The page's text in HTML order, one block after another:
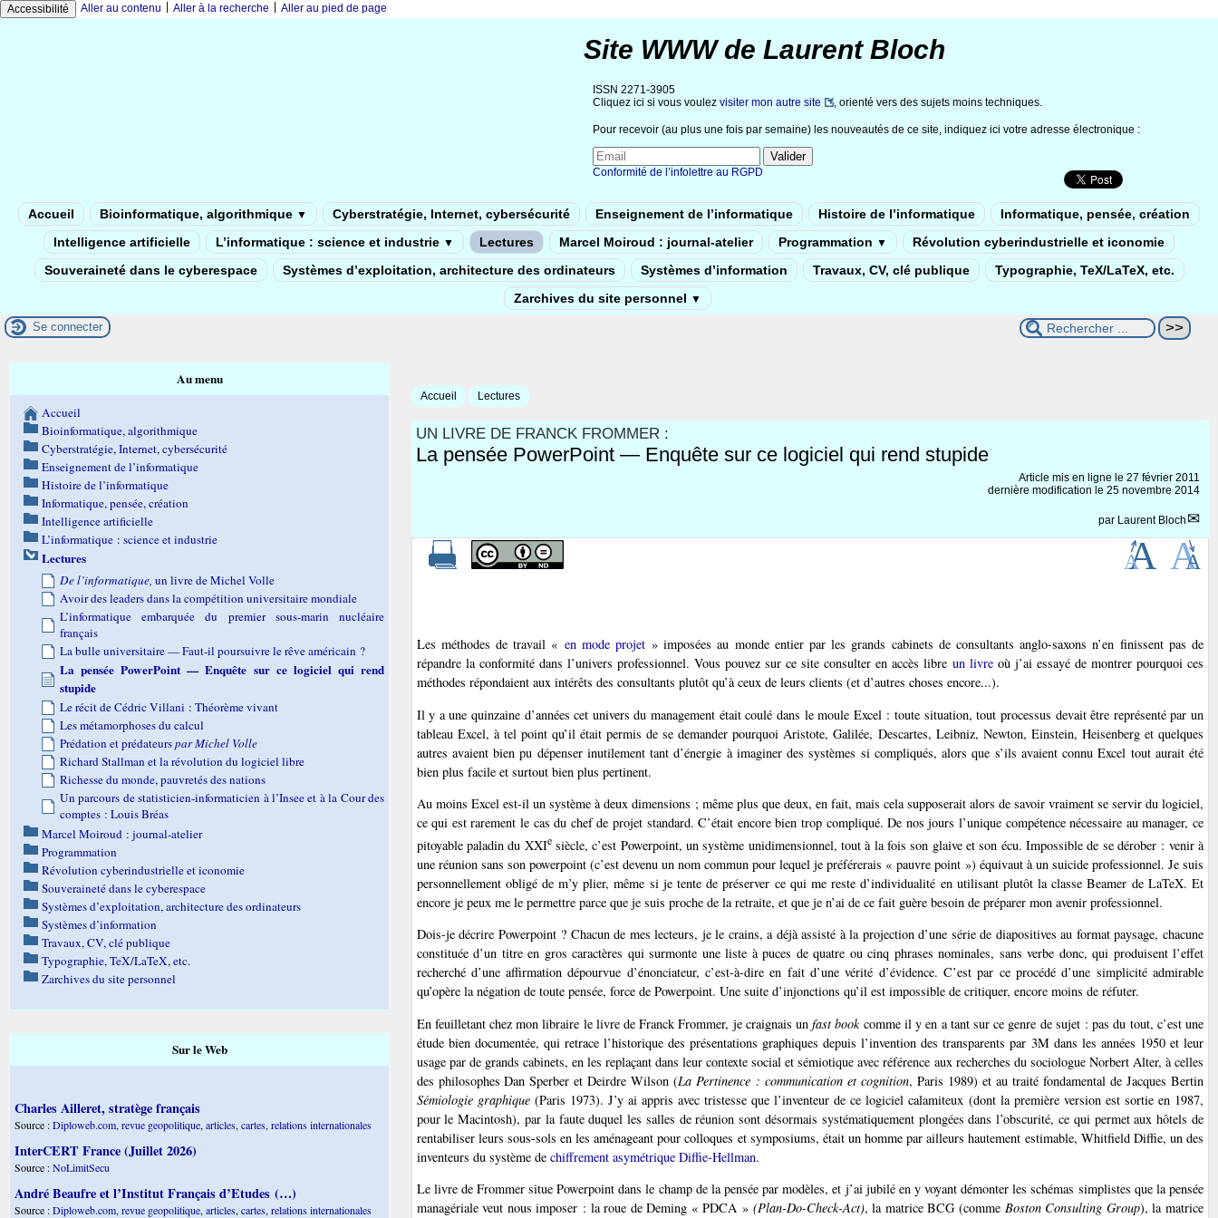
Accessibilité Aller au contenu Aller à la recherche Aller au pied de page
Site WWW de Laurent Bloch
ISSN 2271-3905
Cliquez ici si vous voulez visiter mon autre site , orienté vers des sujets moins techniques.
Pour recevoir (au plus une fois par semaine) les nouveautés de ce site, indiquez ici votre adresse électronique :
Conformité de l’infolettre au RGPD
Accueil Bioinformatique, algorithmique ▼ Cyberstratégie, Internet, cybersécurité Enseignement de l’informatique Histoire de l’informatique
Informatique, pensée, création
Intelligence artificielle
L’informatique : science et industrie ▼ Lectures Marcel Moiroud : journal-atelier Programmation ▼
Révolution cyberindustrielle et iconomie
Souveraineté dans le cyberespace
Systèmes d’exploitation, architecture des ordinateurs Systèmes d’information Travaux, CV, clé publique
Typographie, TeX/LaTeX, etc.
Zarchives du site personnel ▼
Se connecter
Accueil Lectures
UN LIVRE DE FRANCK FROMMER :
La pensée PowerPoint — Enquête sur ce logiciel qui rend stupide
Article mis en ligne le 27 février 2011
dernière modification le 25 novembre 2014
par Laurent Bloch
Les méthodes de travail « en mode projet» imposées au monde entier par les grands cabinets de consultants anglo-saxons n’en finissent pas de
répandre la conformité dans l’univers professionnel. Vous pouvez sur ce site consulter en accès libre un livreoù j’ai essayé de montrer pourquoi ces
méthodes répondaient aux intérêts des consultants plutôt qu’à ceux de leurs clients (et d’autres choses encore...).
Il y a une quinzaine d’années cet univers du management était coulé dans le moule Excel : toute situation, tout processus devait être représenté par un
tableau Excel, à tel point qu’il était permis de se demander pourquoi Aristote, Galilée, Descartes, Leibniz, Newton, Einstein, Heisenberg et quelques
autres avaient bien pu dépenser inutilement tant d’énergie à imaginer des systèmes si compliqués, alors que s’ils avaient connu Excel tout aurait été
bien plus facile et surtout bien plus pertinent.
Au moins Excel est-il un système à deux dimensions ; même plus que deux, en fait, mais cela supposerait alors de savoir vraiment se servir du logiciel,
ce qui est rarement le cas du chef de projet standard. C’était encore bien trop compliqué. De nos jours l’unique compétence nécessaire au manager, ce
pitoyable paladin du XXIesiècle, c’est Powerpoint, un système unidimensionnel, tout à la fois son glaive et son écu. Impossible de se dérober : venir à
une réunion sans son powerpoint (c’est devenu un nom commun pour lequel je préférerais « pauvre point ») équivaut à un suicide professionnel. Je suis
personnellement obligé de m’y plier, même si je tente de préserver ce qui me reste d’individualité en utilisant plutôt la classe Beamer de LaTeX. Et
encore je peux me le permettre parce que je suis proche de la retraite, et que je n’ai de ce fait guère besoin de préparer mon avenir professionnel.
Dois-je décrire Powerpoint ? Chacun de mes lecteurs, je le crains, a déjà assisté à la projection d’une série de diapositives au format paysage, chacune
constituée d’un titre en gros caractères qui surmonte une liste à puces de quatre ou cinq phrases nominales, sans verbe donc, qui produisent l’effet
recherché d’une affirmation dépourvue d’énonciateur, c’est-à-dire en fait d’une vérité d’évidence. C’est par ce procédé d’une simplicité admirable
qu’opère la négation de toute pensée, force de Powerpoint. Une suite d’injonctions qu’il est impossible de critiquer, encore moins de réfuter.
En feuilletant chez mon libraire le livre de Franck Frommer, je craignais unfast bookcomme il y en a tant sur ce genre de sujet : pas du tout, c’est une
étude bien documentée, qui retrace l’historique des présentations graphiques depuis l’invention des transparents par 3M dans les années 1950 et leur
usage par de grands cabinets, en les replaçant dans leur contexte social et sémiotique avec référence aux recherches du sociologue Norbert Alter, à celles
des philosophes Dan Sperber et Deirdre Wilson (La Pertinence : communication et cognition, Paris 1989) et au traité fondamental de Jacques Bertin
Sémiologie graphique(Paris 1973). J’y ai appris avec tristesse que l’inventeur de ce logiciel calamiteux (dont la première version est sortie en 1987,
pour le Macintosh), par la faute duquel les salles de réunion sont désormais systématiquement plongées dans l’obscurité, ce qui permet aux hôtels de
rentabiliser leurs sous-sols en les aménageant pour colloques et symposiums, était un homme par ailleurs hautement estimable, Whitfield Diffie, un des
inventeurs du système de chiffrement asymétrique Diffie-Hellman.
Le livre de Frommer situe Powerpoint dans le champ de la pensée par modèles, et j’ai jubilé en y voyant démonter les schémas simplistes que la pensée
managériale veut nous imposer : la roue de Deming « PDCA » (Plan-Do-Check-Act), la matrice BCG (comme Boston Consulting Group), la matrice
Au menu
Accueil
Bioinformatique, algorithmique
Cyberstratégie, Internet, cybersécurité
Enseignement de l’informatique
Histoire de l’informatique
Informatique, pensée, création
Intelligence artificielle
L’informatique : science et industrie
Lectures
De l’informatique, un livre de Michel Volle
Avoir des leaders dans la compétition universitaire mondiale
L’informatique embarquée du premier sous-marin nucléaire
français
La bulle universitaire — Faut-il poursuivre le rêve américain ?
La pensée PowerPoint — Enquête sur ce logiciel qui rend
stupide
Le récit de Cédric Villani : Théorème vivant
Les métamorphoses du calcul
Prédation et prédateurspar Michel Volle
Richard Stallman et la révolution du logiciel libre
Richesse du monde, pauvretés des nations
Un parcours de statisticien-informaticien à l’Insee et à la Cour des
comptes : Louis Bréas
Marcel Moiroud : journal-atelier
Programmation
Révolution cyberindustrielle et iconomie
Souveraineté dans le cyberespace
Systèmes d’exploitation, architecture des ordinateurs
Systèmes d’information
Travaux, CV, clé publique
Typographie, TeX/LaTeX, etc.
Zarchives du site personnel
Sur le Web
Charles Ailleret, stratège français
Source :Diploweb.com, revue geopolitique, articles, cartes, relations internationales
InterCERT France (Juillet 2026)
Source :NoLimitSecu
André Beaufre et l’Institut Français d’Etudes (…)
Source :Diploweb.com, revue geopolitique, articles, cartes, relations internationales